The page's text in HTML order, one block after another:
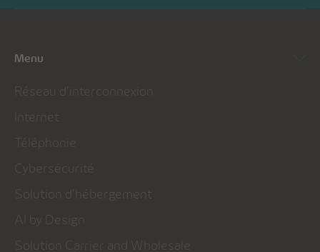
Menu
Réseau d’interconnexion
Internet
Téléphonie
Cybersécurité
Solution d’hébergement
AI by Design
Solution Carrier and Wholesale